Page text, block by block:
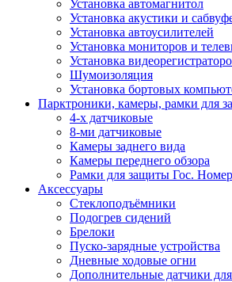
Установка автомагнитол
Установка акустики и
Установка автоусилителей
Установка мониторов и
Установка
Шумоизоляция
Установка бортовых
Парктроники, камеры, рамки для
4-х датчиковые
8-ми датчиковые
Камеры заднего вида
Камеры переднего обзора
Рамки для защиты Гос.
Аксессуары
Стеклоподъёмники
Подогрев сидений
Брелоки
Пуско-зарядные устройства
Дневные ходовые огни
Дополнительные датчики